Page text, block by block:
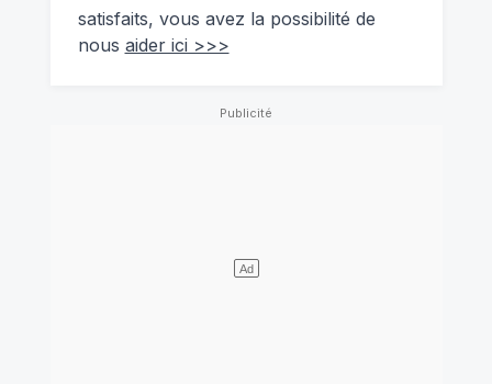
satisfaits, vous avez la possibilité de
nous aider ici >>>